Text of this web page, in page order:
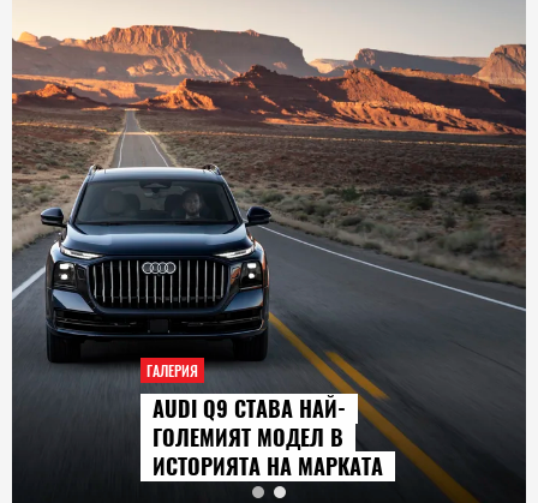
ГАЛЕРИЯ
AUDI Q9 СТАВА НАЙ-
ГОЛЕМИЯТ МОДЕЛ В
ИСТОРИЯТА НА МАРКАТА